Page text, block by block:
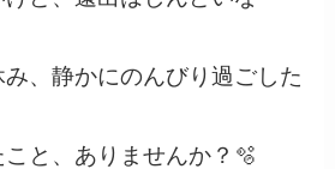
み、静かにのんびり過ごした
と、ありませんか？🫧